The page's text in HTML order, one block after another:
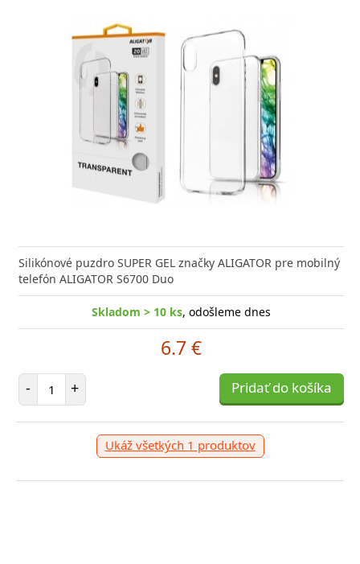
Silikónové puzdro SUPER GEL značky ALIGATOR pre mobilný
telefón ALIGATOR S6700 Duo
Skladom > 10 ks, odošleme dnes
6.7 €
- Počet položiek
+ Pridať do košíka
Ukáž všetkých 1 produktov